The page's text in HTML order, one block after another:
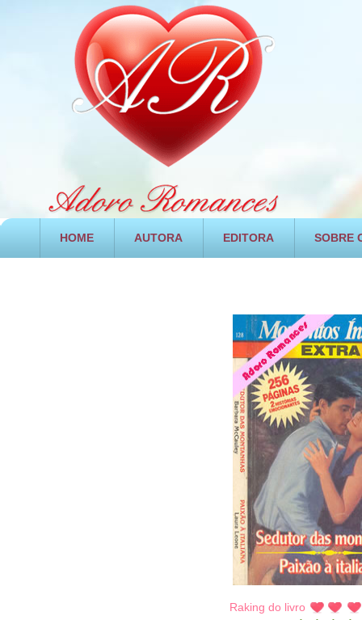
HOME AUTORA EDITORA SOBRE
Raking do livro